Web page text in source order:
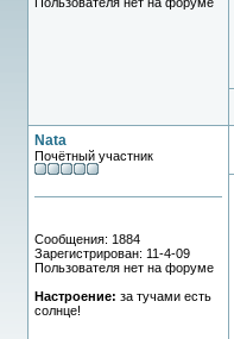
Nata
Почётный участник
Сообщения: 1884
Зарегистрирован: 11-4-09
Пользователя нет на форуме
Настроение: за тучами есть
солнце!